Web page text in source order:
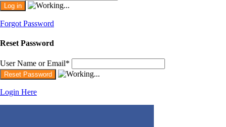
Forgot Password
Reset Password
User Name or Email*
Login Here